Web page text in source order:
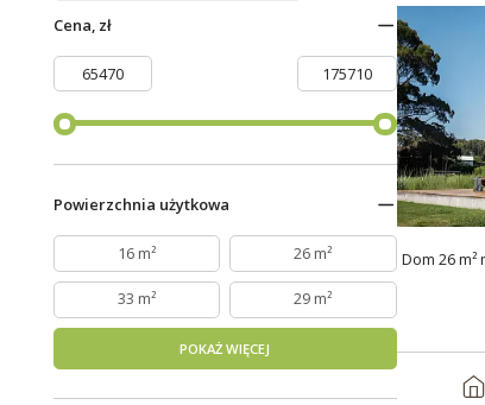
Cena, zł
Powierzchnia użytkowa
16 m² 26 m²
33 m² 29 m²
POKAŻ WIĘCEJ
Dom 26 m²